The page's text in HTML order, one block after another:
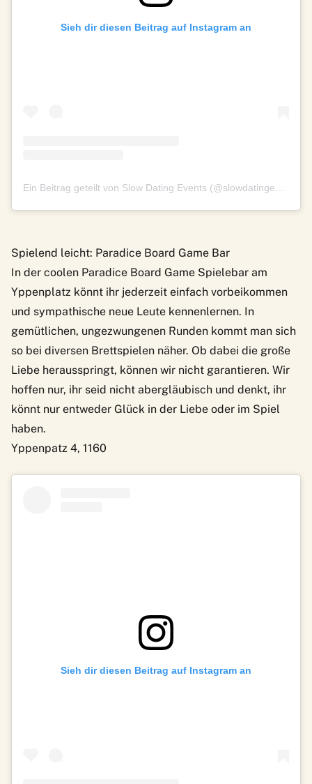
Sieh dir diesen Beitrag auf Instagram an
Spielend leicht: Paradice Board Game Bar
In der coolen Paradice Board Game Spielebar am
Yppenplatz könnt ihr jederzeit einfach vorbeikommen
und sympathische neue Leute kennenlernen. In
gemütlichen, ungezwungenen Runden kommt man sich
so bei diversen Brettspielen näher. Ob dabei die große
Liebe herausspringt, können wir nicht garantieren. Wir
hoffen nur, ihr seid nicht abergläubisch und denkt, ihr
könnt nur entweder Glück in der Liebe oder im Spiel
haben.
Yppenpatz 4, 1160
Sieh dir diesen Beitrag auf Instagram an